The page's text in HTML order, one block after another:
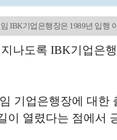
IBK기업은행장은 1989년 입행
나도록 IBK기업은
기업은행장에 대
이 열렸다는 점에서